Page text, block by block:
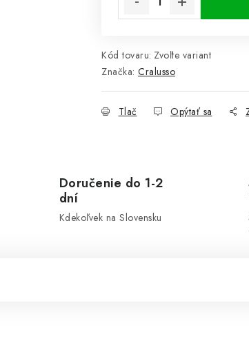
Kód tovaru: Zvoľte variant
Značka: Cralusso
Tlač Opýtať sa
Doručenie do 1-2
dní
Kdekoľvek na Slovensku